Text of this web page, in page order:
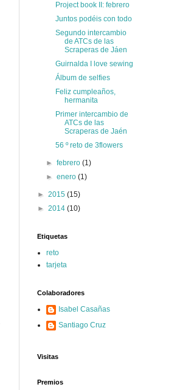
Project book II: febrero
Juntos podéis con todo
Segundo intercambio
de ATCs de las
Scraperas de Jáen
Guirnalda I love sewing
Álbum de selfies
Feliz cumpleaños,
hermanita
Primer intercambio de
ATCs de las
Scraperas de Jaén
56 º reto de 3flowers
►febrero(1)
►enero(1)
► 2015 (15)
► 2014 (10)
Etiquetas
reto
tarjeta
Colaboradores
Isabel Casañas
Santiago Cruz
Visitas
Premios